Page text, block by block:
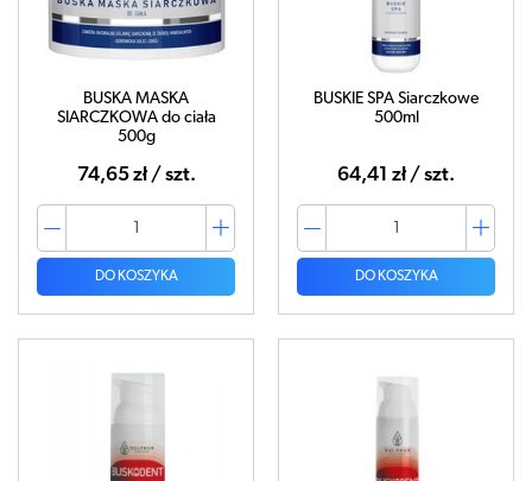
BUSKA MASKA
SIARCZKOWA do ciała
500g
74,65 zł / szt.
DO KOSZYKA
BUSKIE SPA Siarczkowe
500ml
64,41 zł / szt.
DO KOSZYKA